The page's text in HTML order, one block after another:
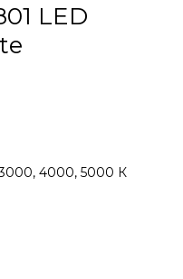
LED
4000, 5000 К